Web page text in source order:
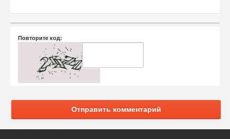
Повторите код:
Отправить комментарий